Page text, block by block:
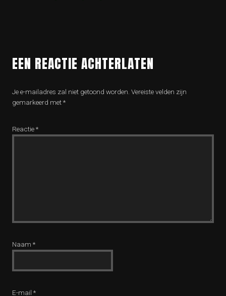
EEN REACTIE ACHTERLATEN
Je e-mailadres zal niet getoond worden. Vereiste velden zijn
gemarkeerd met*
Reactie*
Naam *
E-mail *